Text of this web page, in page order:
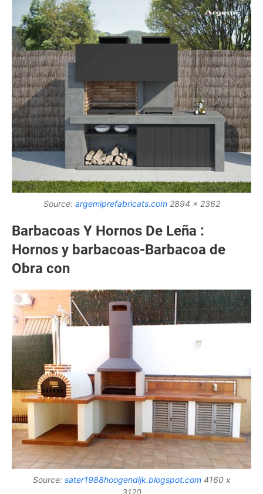
Source: argemiprefabricats.com2894 x 2362
Barbacoas Y Hornos De Leña :
Hornos y barbacoas-Barbacoa de
Obra con
Source: sater1988hoogendijk.blogspot.com4160 x